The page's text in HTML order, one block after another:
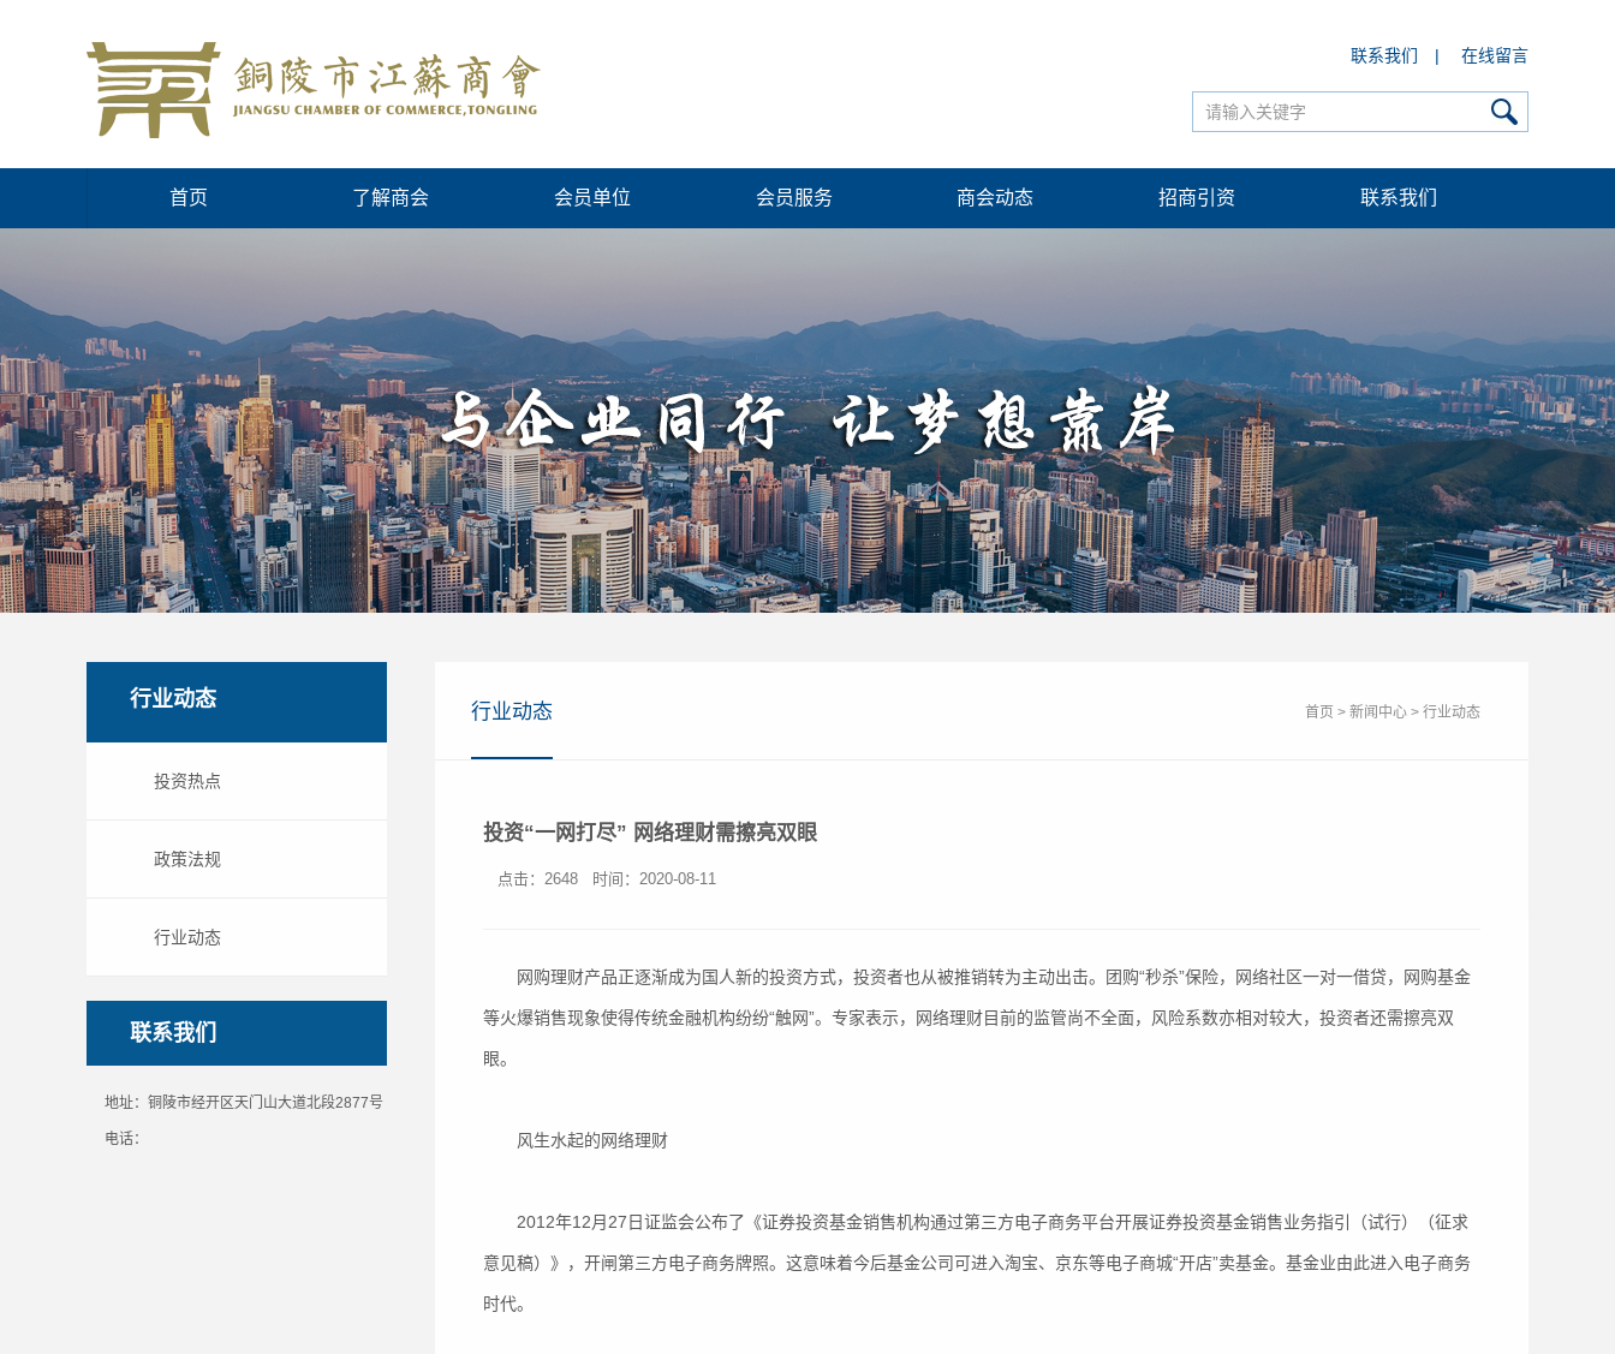
联系我们 | 在线留言
首页 了解商会 会员单位 会员服务 商会动态 招商引资 联系我们
行业动态
投资热点
政策法规
行业动态
联系我们
地址：铜陵市经开区天门山大道北段2877号
电话：
行业动态 首页 > 新闻中心 > 行业动态
投资“一网打尽” 网络理财需擦亮双眼
点击：2648 时间：2020-08-11
网购理财产品正逐渐成为国人新的投资方式，投资者也从被推销转为主动出击。团购“秒杀”保险，网络社区一对一借贷，网购基金
等火爆销售现象使得传统金融机构纷纷“触网”。专家表示，网络理财目前的监管尚不全面，风险系数亦相对较大，投资者还需擦亮双
眼。
风生水起的网络理财
2012年12月27日证监会公布了《证券投资基金销售机构通过第三方电子商务平台开展证券投资基金销售业务指引（试行）（征求
意见稿）》，开闸第三方电子商务牌照。这意味着今后基金公司可进入淘宝、京东等电子商城“开店”卖基金。基金业由此进入电子商务
时代。